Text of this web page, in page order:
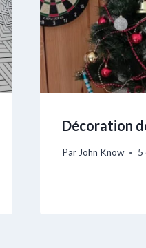
Décoration
Par John Know 5